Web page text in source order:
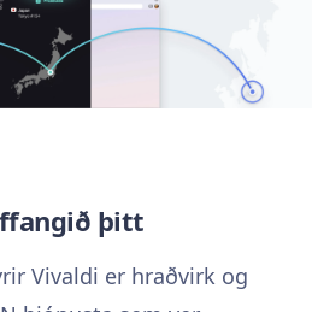
þitt
Vivaldi er hraðvirk og